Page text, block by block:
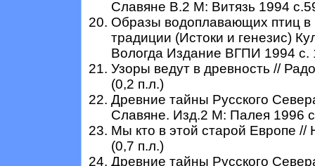
Славяне В.2 М: Витязь 1994
Образы водоплавающих птиц в
традиции (Истоки и генезис)
Вологда Издание ВГПИ 1994 с.
Узоры ведут в древность //
(0,2 п.л.)
Древние тайны Русского
Славяне. Изд.2 М: Палея 1996
Мы кто в этой старой Европе
(0,7 п.л.)
Древние тайны Русского